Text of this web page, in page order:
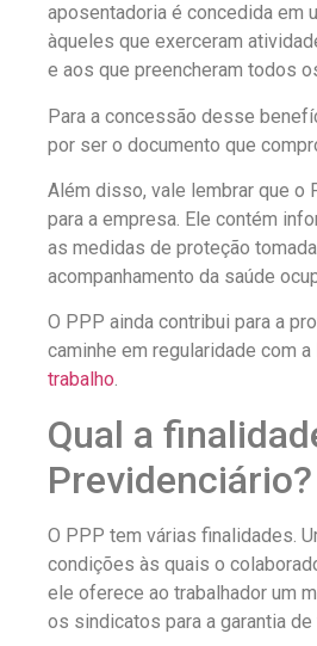
aposentadoria é concedida em
àqueles que exerceram
e aos que preencheram todos
Para a concessão desse
por ser o documento que
Além disso, vale lembrar que o
para a empresa. Ele contém
as medidas de proteção
acompanhamento da saúde
O PPP ainda contribui para a
caminhe em regularidade com
trabalho.
Qual a
Previdenciário?
O PPP tem várias finalidades.
condições às quais o
ele oferece ao trabalhador um
os sindicatos para a garantia